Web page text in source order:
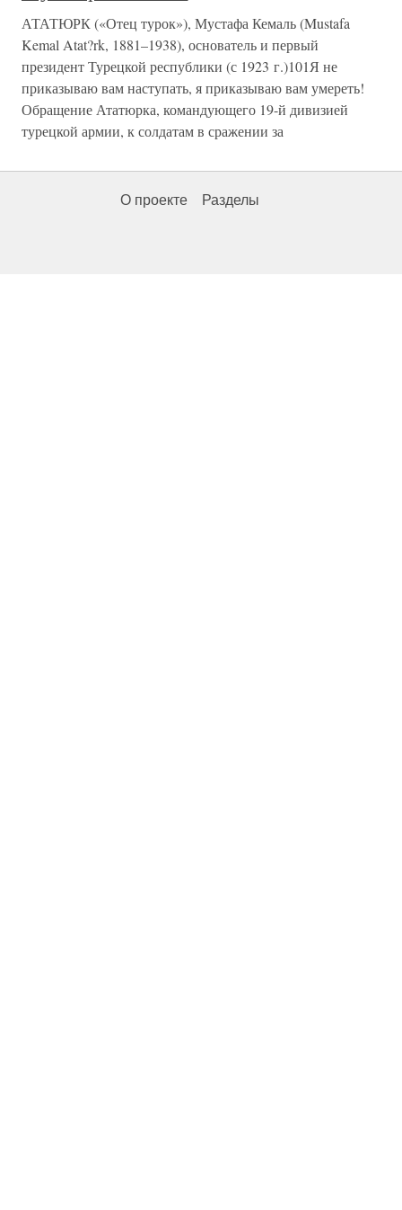
АТАТЮРК («Отец турок»), Мустафа Кемаль (Mustafa
Kemal Atat?rk, 1881–1938), основатель и первый
президент Турецкой республики (с 1923 г.)101Я не
приказываю вам наступать, я приказываю вам умереть!
Обращение Ататюрка, командующего 19-й дивизией
турецкой армии, к солдатам в сражении за
О проекте Разделы